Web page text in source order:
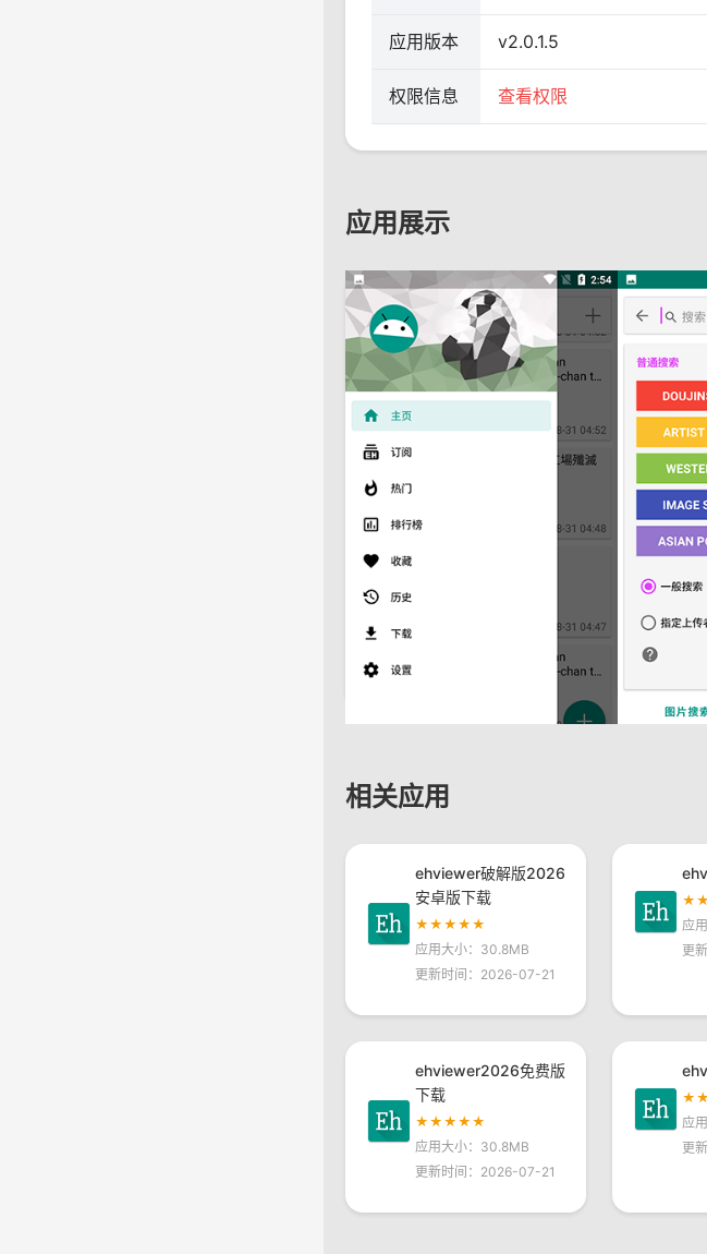
应用版本 v2.0.1.5
权限信息 查看权限
应用展示
相关应用
ehviewer破解版2026
安卓版下载
★★★★★
应用大小：30.8MB
更新时间：2026-07-21
应
更
ehviewer2026免费版
下载
★★★★★
应用大小：30.8MB
更新时间：2026-07-21
应
更